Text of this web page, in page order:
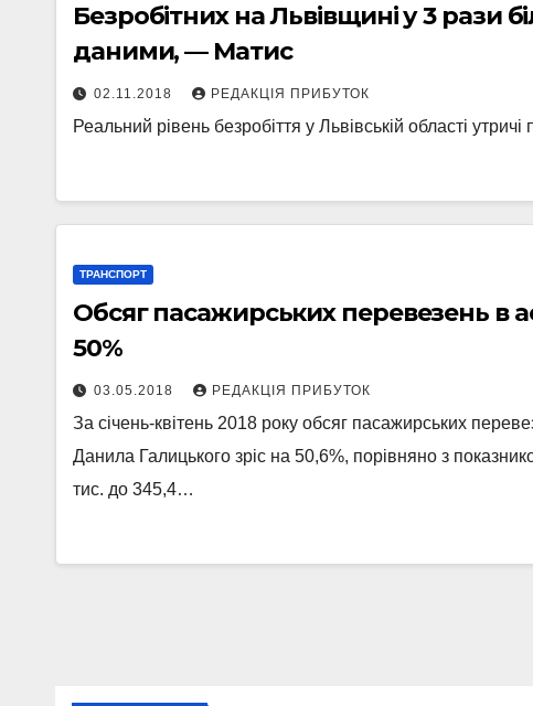
Безробітних на Львівщині у 3 рази
даними, — Матис
02.11.2018 РЕДАКЦІЯ ПРИБУТОК
Реальний рівень безробіття у Львівській області
ТРАНСПОРТ
Обсяг пасажирських перевезень в
50%
03.05.2018 РЕДАКЦІЯ ПРИБУТОК
За січень-квітень 2018 року обсяг пасажирських
Данила Галицького зріс на 50,6%, порівняно з
тис. до 345,4…